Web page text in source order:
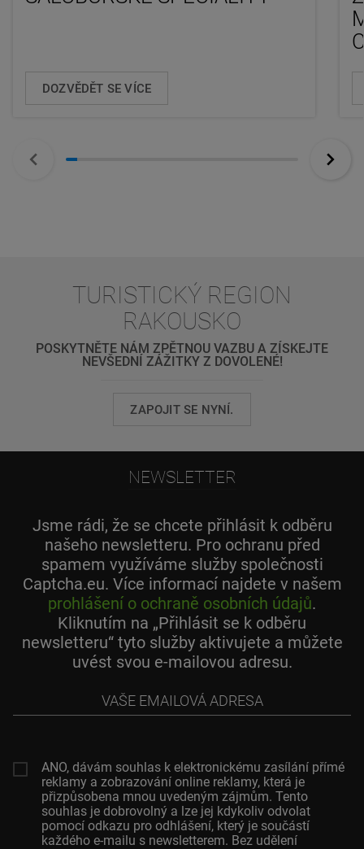
DOZVĚDĚT SE VÍCE
TURISTICKÝ REGION
RAKOUSKO
POSKYTNĚTE NÁM ZPĚTNOU VAZBU A ZÍSKEJTE
NEVŠEDNÍ ZÁŽITKY Z DOVOLENÉ!
ZAPOJIT SE NYNÍ.
NEWSLETTER
Jsme rádi, že se chcete přihlásit k odběru
našeho newsletteru. Pro ochranu před
spamem využíváme služby společnosti
Captcha.eu. Více informací najdete v našem
prohlášení o ochraně osobních údajů.
Kliknutím na „Přihlásit se k odběru
newsletteru“ tyto služby aktivujete a můžete
uvést svou e-mailovou adresu.
adresa
ANO, dávám souhlas k elektronickému zasílání přímé
reklamy a zobrazování online reklamy, která je
přizpůsobena mnou uvedeným zájmům. Tento
souhlas je dobrovolný a lze jej kdykoliv odvolat
pomocí odkazu pro odhlášení, který je součástí
každého e-mailu s newsletterem. Bez udělení